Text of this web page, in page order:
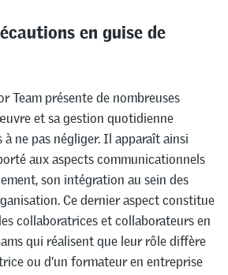
en guise de
Team présente de nombreuses
et sa gestion quotidienne
ne pas négliger. Il apparaît ainsi
aux aspects communicationnels
son intégration au sein des
Ce dernier aspect constitue
collaboratrices et collaborateurs en
qui réalisent que leur rôle diffère
ou d’un formateur en entreprise